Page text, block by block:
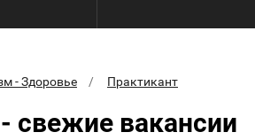
- Здоровье Практикант
свежие вакансии